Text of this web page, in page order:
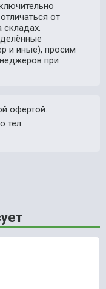
от
и иные), просим
при
офертой.
тел: